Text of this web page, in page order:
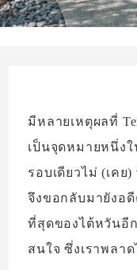
มีหลายเหตุผลที่
เป็นจุดหมายหนึ่ง
รอบเดียวไม่ (เคย
จึงขอกลับมายังอดี
ที่สุดของไต้หวันอี
สนใจ ซึ่งเราพลา